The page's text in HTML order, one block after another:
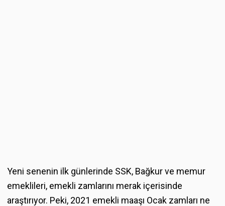
Yeni senenin ilk günlerinde SSK, Bağkur ve memur
emeklileri, emekli zamlarını merak içerisinde
araştırıyor. Peki, 2021 emekli maaşı Ocak zamları ne